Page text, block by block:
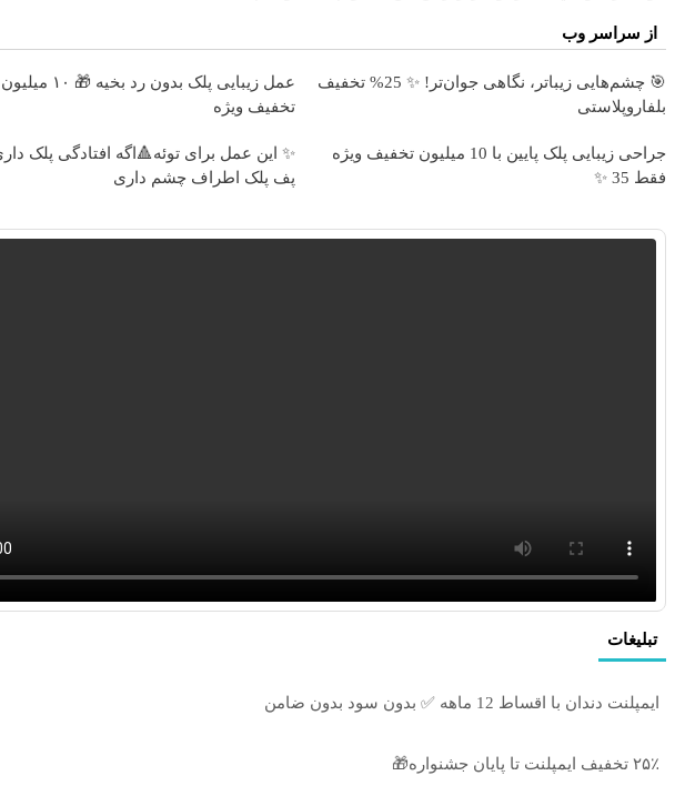
از سراسر وب
🎯 چشم‌هایی زیباتر، نگاهی جوان‌تر! ✨ 25% تخفیف
بلفاروپلاستی
عمل زیبایی پلک بدون رد
تخفیف ویژه
جراحی زیبایی پلک پایین با 10 میلیون تخفیف ویژه
فقط 35 ✨
✨ این عمل برای توئه🔺اگه افتادگی پلک
پف پلک اطراف چشم داری
تبلیغات
ایمپلنت دندان با اقساط 12 ماهه ✅ بدون سود بدون ضامن
۲۵٪ تخفیف ایمپلنت تا پایان جشنواره🎁